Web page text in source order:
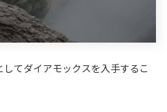
てダイアモックスを入手するこ